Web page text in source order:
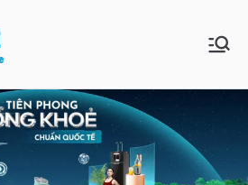
Đồ gia dụng|
Điện gia
Bán buôn bán lẻ hàng Sunhouse
Hà Nội